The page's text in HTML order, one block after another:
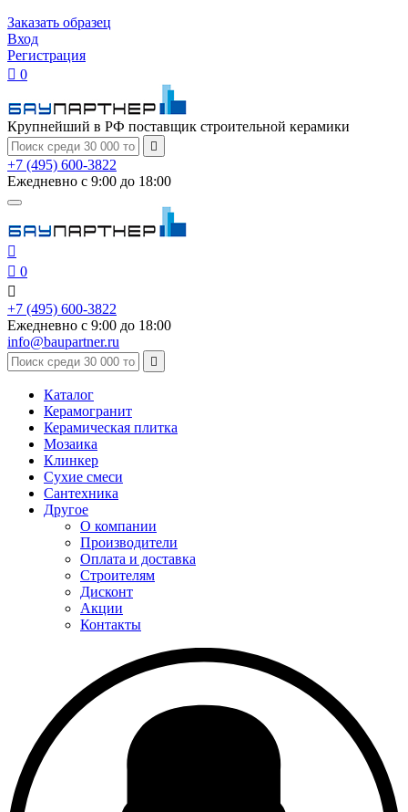
Заказать образец
Вход
Регистрация
 0
Крупнейший в РФ поставщик строительной керамики

+7 (495) 600-3822
Ежедневно с 9:00 до 18:00

 0

+7 (495) 600-3822
Ежедневно с 9:00 до 18:00
info@baupartner.ru

Каталог
Керамогранит
Керамическая плитка
Мозаика
Клинкер
Сухие смеси
Сантехника
Другое
О компании
Производители
Оплата и доставка
Строителям
Дисконт
Акции
Контакты